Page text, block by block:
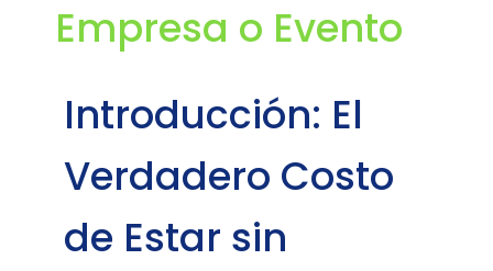
Empresa o Evento
Introducción: El
Verdadero Costo
de Estar sin